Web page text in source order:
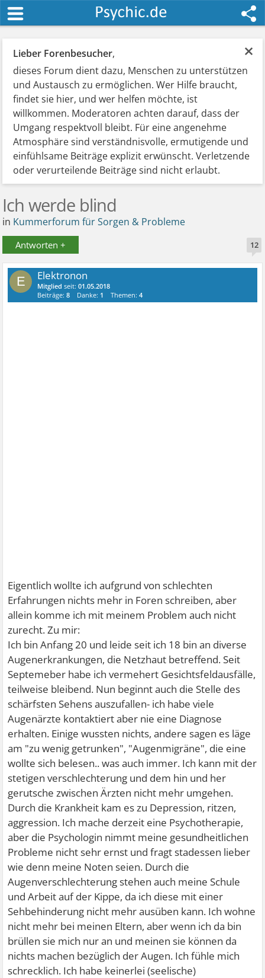
×
Lieber Forenbesucher,
dieses Forum dient dazu, Menschen zu unterstützen
und Austausch zu ermöglichen. Wer Hilfe braucht,
findet sie hier, und wer helfen möchte, ist
willkommen. Moderatoren achten darauf, dass der
Umgang respektvoll bleibt. Für eine angenehme
Atmosphäre sind verständnisvolle, ermutigende und
einfühlsame Beiträge explizit erwünscht. Verletzende
oder verurteilende Beiträge sind nicht erlaubt.
Ich werde blind
in Kummerforum für Sorgen & Probleme
Antworten + 12
E Elektronon
Mitglied seit:01.05.2018
Beiträge:8 Danke: 1 Themen:4
Eigentlich wollte ich aufgrund von schlechten
Erfahrungen nichts mehr in Foren schreiben, aber
allein komme ich mit meinem Problem auch nicht
zurecht. Zu mir:
Ich bin Anfang 20 und leide seit ich 18 bin an diverse
Augenerkrankungen, die Netzhaut betreffend. Seit
Septemeber habe ich vermehert Gesichtsfeldausfälle,
teilweise bleibend. Nun beginnt auch die Stelle des
schärfsten Sehens auszufallen- ich habe viele
Augenärzte kontaktiert aber nie eine Diagnose
erhalten. Einige wussten nichts, andere sagen es läge
am "zu wenig getrunken", "Augenmigräne", die eine
wollte sich belesen.. was auch immer. Ich kann mit der
stetigen verschlechterung und dem hin und her
gerutsche zwischen Ärzten nicht mehr umgehen.
Durch die Krankheit kam es zu Depression, ritzen,
aggression. Ich mache derzeit eine Psychotherapie,
aber die Psychologin nimmt meine gesundheitlichen
Probleme nicht sehr ernst und fragt stadessen lieber
wie denn meine Noten seien. Durch die
Augenverschlechterung stehen auch meine Schule
und Arbeit auf der Kippe, da ich diese mit einer
Sehbehinderung nicht mehr ausüben kann. Ich wohne
nicht mehr bei meinen Eltern, aber wenn ich da bin
brüllen sie mich nur an und meinen sie können da
nichts machen bezüglich der Augen. Ich fühle mich
schrecklich. Ich habe keinerlei (seelische)